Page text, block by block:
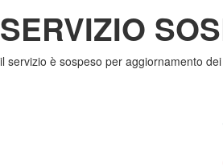
SERVIZIO
il servizio è sospeso per aggiornamento